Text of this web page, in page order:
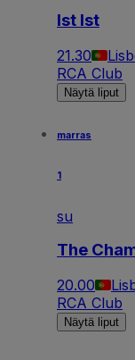
Ist Ist
21.30
RCA Club
Näytä liput
marras
1
su
The
20.00
RCA Club
Näytä liput